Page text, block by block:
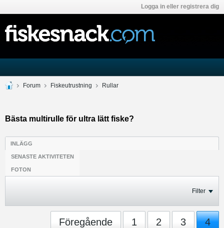
Logga in eller registrera dig
Forum Fiskeutrustning Rullar
Bästa multirulle för ultra lätt fiske?
INLÄGG
SENASTE AKTIVITETEN
FOTON
Filter
Föregående 1 2 3 4